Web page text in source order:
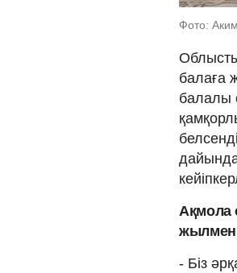
Фото:
балаға
балалы
Ақмола
жылмен
- Біз